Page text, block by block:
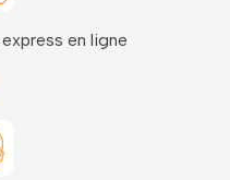
en ligne